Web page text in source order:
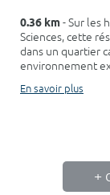
0.36 km- Sur les
Sciences, cette
dans un quartier
environnement
En savoir plus
+